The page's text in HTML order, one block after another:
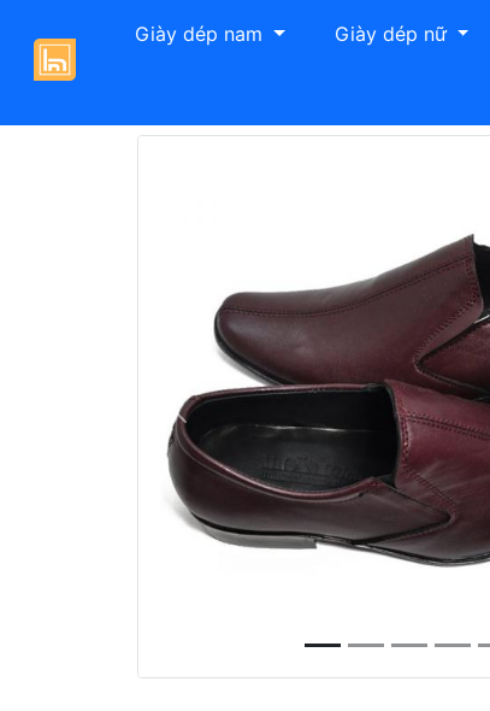
Giày dép nam Giày dép nữ
Previous